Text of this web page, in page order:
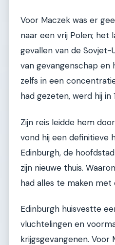
Voor Maczek was er
naar een vrij Polen; het
gevallen van de Sovjet-
van gevangenschap en
zelfs in een
had gezeten, werd hij in
Zijn reis leidde hem
vond hij een definitieve
Edinburgh, de
zijn nieuwe thuis.
had alles te maken met
Edinburgh huisvestte
vluchtelingen en
krijgsgevangenen. Voor